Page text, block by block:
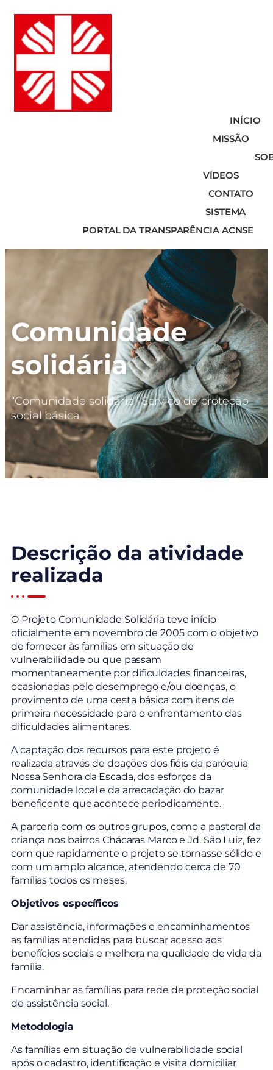
INÍCIO
MISSÃO
VÍDEOS
CONTATO
SISTEMA
PORTAL DA TRANSPARÊNCIA ACNSE
Comunidade
solidária
“Comunidade solidária” Serviço de proteção
social básica
Descrição da atividade
realizada
O Projeto Comunidade Solidária teve início
oficialmente em novembro de 2005 com o objetivo
de fornecer às famílias em situação de
vulnerabilidade ou que passam
momentaneamente por dificuldades financeiras,
ocasionadas pelo desemprego e/ou doenças, o
provimento de uma cesta básica com itens de
primeira necessidade para o enfrentamento das
dificuldades alimentares.
A captação dos recursos para este projeto é
realizada através de doações dos fiéis da paróquia
Nossa Senhora da Escada, dos esforços da
comunidade local e da arrecadação do bazar
beneficente que acontece periodicamente.
A parceria com os outros grupos, como a pastoral da
criança nos bairros Chácaras Marco e Jd. São Luiz, fez
com que rapidamente o projeto se tornasse sólido e
com um amplo alcance, atendendo cerca de 70
famílias todos os meses.
Objetivos específicos
Dar assistência, informações e encaminhamentos
as famílias atendidas para buscar acesso aos
benefícios sociais e melhora na qualidade de vida da
família.
Encaminhar as famílias para rede de proteção social
de assistência social.
Metodologia
As famílias em situação de vulnerabilidade social
após o cadastro, identificação e visita domiciliar